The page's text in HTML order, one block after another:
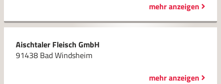
mehr anzeigen
Aischtaler Fleisch GmbH
91438 Bad Windsheim
mehr anzeigen